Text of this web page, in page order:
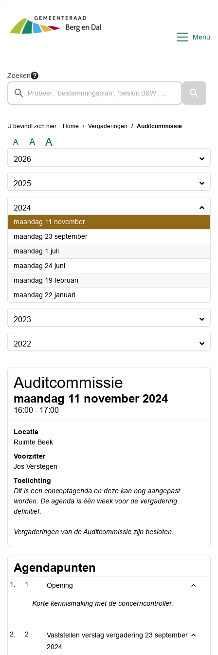
Menu
Zoeken
U bevindt zich hier: Home Vergaderingen Auditcommissie
A A A
2026
2025
2024
maandag 11 november2024
maandag 23 september2024
maandag 1 juli2024
maandag 24 juni2024
maandag 19 februari2024
maandag 22 januari2024
2023
2022
Auditcommissie
maandag 11 november 2024
16:00 - 17:00
Locatie
Ruimte Beek
Voorzitter
Jos Verstegen
Toelichting
Dit is een conceptagenda en deze kan nog aangepast
worden. De agenda is één week voor de vergadering
definitief.
Vergaderingen van de Auditcommissie zijn besloten.
Agendapunten
1 Opening
Korte kennismaking met de concerncontroller.
2
Vaststellen verslag vergadering 23 september
2024